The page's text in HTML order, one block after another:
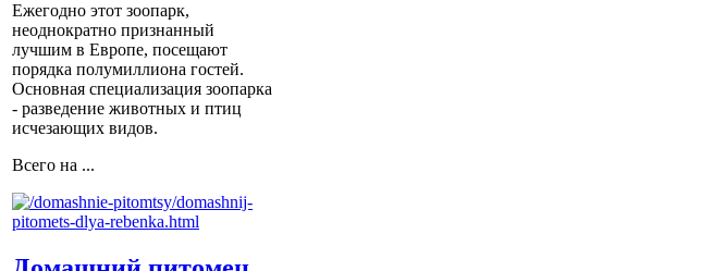
Ежегодно этот зоопарк,
неоднократно признанный
лучшим в Европе, посещают
порядка полумиллиона гостей.
Основная специализация зоопарка
- разведение животных и птиц
исчезающих видов.
Всего на ...